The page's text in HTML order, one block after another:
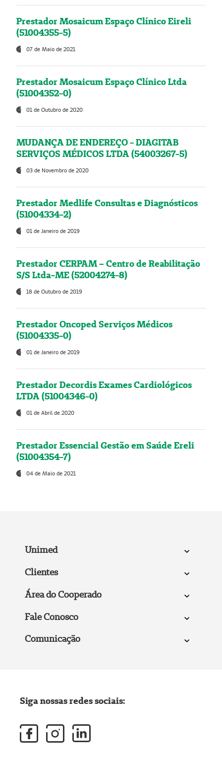
Prestador Mosaicum Espaço Clínico Eireli
(51004355-5)
07 de Maio de 2021
Prestador Mosaicum Espaço Clínico Ltda
(51004352-0)
01 de Outubro de 2020
MUDANÇA DE ENDEREÇO - DIAGITAB
SERVIÇOS MÉDICOS LTDA (54003267-5)
03 de Novembro de 2020
Prestador Medlife Consultas e Diagnósticos
(51004334-2)
01 de Janeiro de 2019
Prestador CERPAM – Centro de Reabilitação
S/S Ltda-ME (52004274-8)
18 de Outubro de 2019
Prestador Oncoped Serviços Médicos
(51004335-0)
01 de Janeiro de 2019
Prestador Decordis Exames Cardiológicos
LTDA (51004346-0)
01 de Abril de 2020
Prestador Essencial Gestão em Saúde Ereli
(51004354-7)
04 de Maio de 2021
Unimed
Clientes
Área do Cooperado
Fale Conosco
Comunicação
Siga nossas redes sociais: